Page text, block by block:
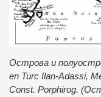
Острова и
en Turc Ilan-Adassi,
Const. Porphirog.